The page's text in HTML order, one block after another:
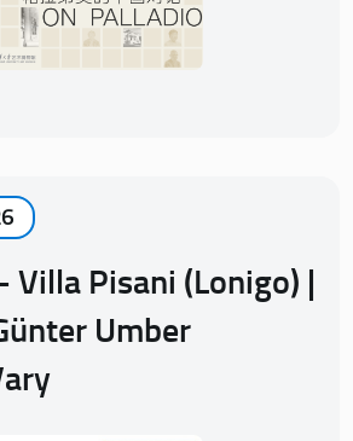
Villa Pisani (Lonigo) |
Umber